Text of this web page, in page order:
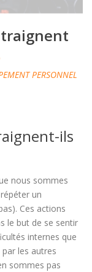
PERSONNEL
ils
nous sommes
un
Ces actions
le but de se sentir
internes que
les autres
sommes pas